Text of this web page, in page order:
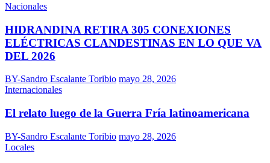
Nacionales
HIDRANDINA RETIRA 305 CONEXIONES
ELÉCTRICAS CLANDESTINAS EN LO QUE VA
DEL 2026
BY-Sandro Escalante Toribio mayo 28, 2026
Internacionales
El relato luego de la Guerra Fría latinoamericana
BY-Sandro Escalante Toribio mayo 28, 2026
Locales